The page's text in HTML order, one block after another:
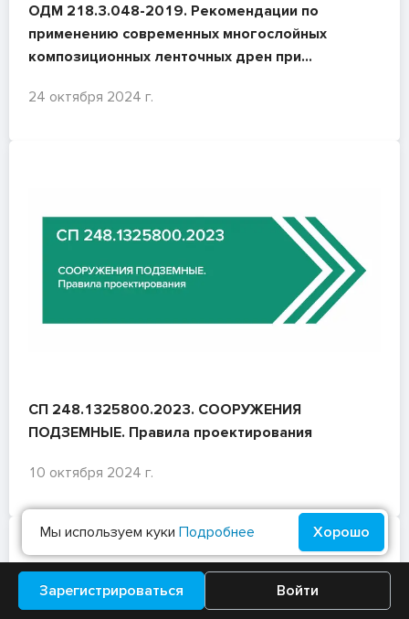
Зарегистрироваться Войти
ОДМ 218.3.048-2019. Рекомендации по
применению современных многослойных
композиционных ленточных дрен при
24 октября 2024 г.
СП 248.1325800.2023. СООРУЖЕНИЯ
ПОДЗЕМНЫЕ. Правила проектирования
10 октября 2024 г.
Мы используем куки Подробнее Хорошо